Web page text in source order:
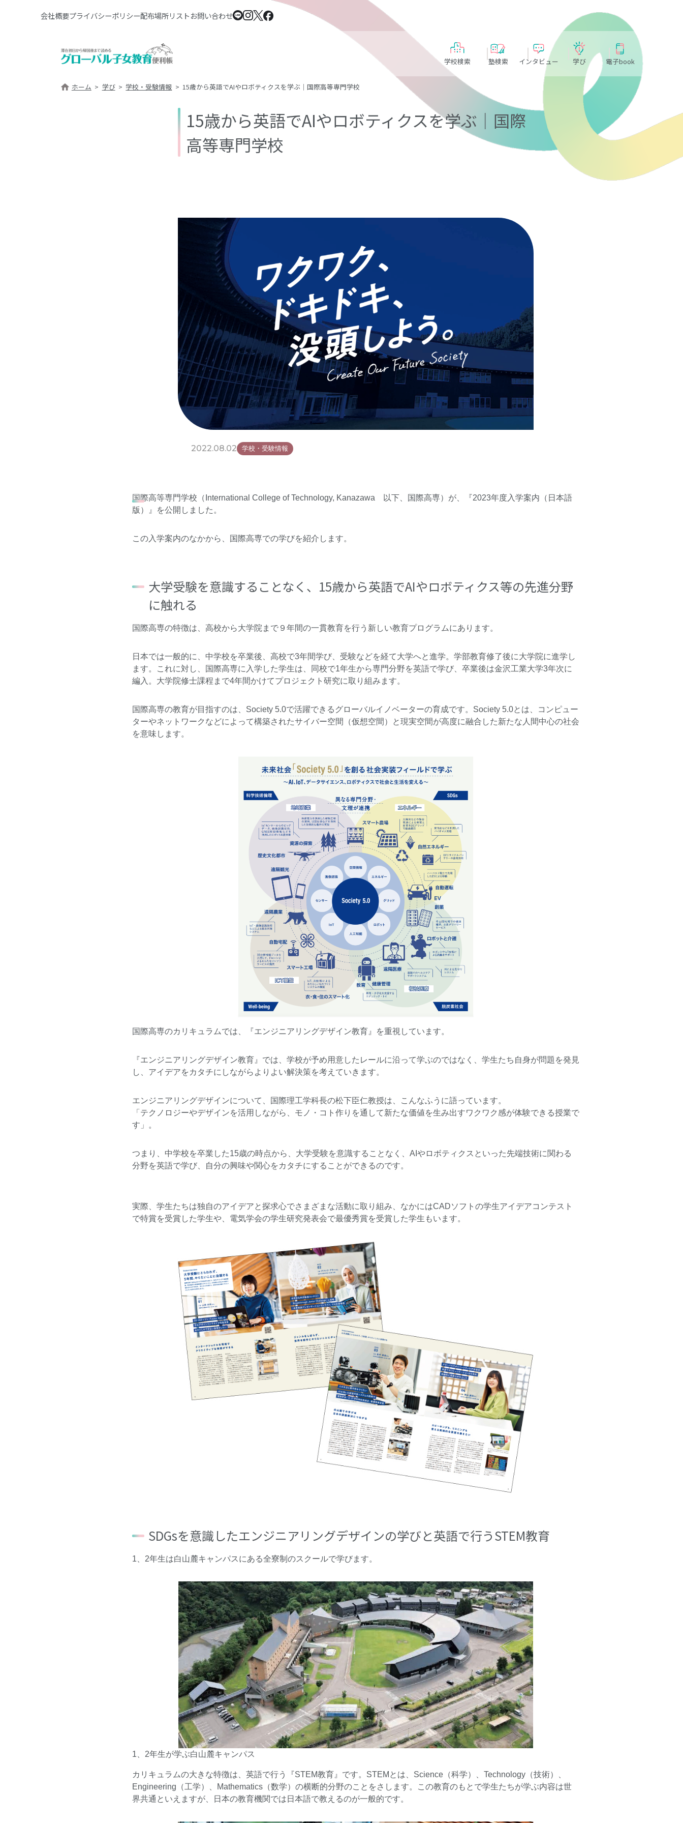
会社概要プライバシーポリシー配布場所リストお問い合わせ
学校検索 塾検索 インタビュー 学び 電子book
ホーム 学び 学校・受験情報 15歳から英語でAIやロボティクスを学ぶ｜国際高等専門学校
15歳から英語でAIやロボティクスを学ぶ｜国際
高等専門学校
2022.08.02 学校・受験情報
国際高等専門学校 （International College of Technology, Kanazawa 以下、国際高専）が、
『2023年度入学案内（日本語
版）』
を公開しました。
この入学案内のなかから、国際高専での学びを紹介します。
大学受験を意識することなく、15歳から英語でAIやロボティクス等の先進分野
に触れる
国際高専の特徴は、高校から大学院まで９年間の一貫教育を行う新しい教育プログラムにあります。
日本では一般的に、中学校を卒業後、高校で3年間学び、受験などを経て大学へと進学。学部教育修了後に大学院に進学し
ます。これに対し、国際高専に入学した学生は、同校で1年生から専門分野を英語で学び、卒業後は金沢工業大学3年次に
編入。大学院修士課程まで4年間かけてプロジェクト研究に取り組みます。
国際高専の教育が目指すのは、Society 5.0で活躍できるグローバルイノベーターの育成です。Society 5.0とは、コンピュー
ターやネットワークなどによって構築されたサイバー空間（仮想空間）と現実空間が高度に融合した新たな人間中心の社会
を意味します。
国際高専のカリキュラムでは、『エンジニアリングデザイン教育』を重視しています。
『エンジニアリングデザイン教育』では、学校が予め用意したレールに沿って学ぶのではなく、学生たち自身が問題を発見
し、アイデアをカタチにしながらよりよい解決策を考えていきます。
エンジニアリングデザインについて、国際理工学科長の松下臣仁教授は、こんなふうに語っています。
「テクノロジーやデザインを活用しながら、モノ・コト作りを通して新たな価値を生み出すワクワク感が体験できる授業で
す」。
つまり、中学校を卒業した15歳の時点から、大学受験を意識することなく、AIやロボティクスといった先端技術に関わる
分野を英語で学び、自分の興味や関心をカタチにすることができるのです。
実際、学生たちは独自のアイデアと探求心でさまざまな活動に取り組み、なかにはCADソフトの学生アイデアコンテスト
で特賞を受賞した学生や、電気学会の学生研究発表会で最優秀賞を受賞した学生もいます。
SDGsを意識したエンジニアリングデザインの学びと英語で行うSTEM教育
1、2年生は白山麓キャンパスにある全寮制のスクールで学びます。
1、2年生が学ぶ白山麓キャンパス
カリキュラムの大きな特徴は、英語で行う『STEM教育』です。STEMとは、Science（科学）、Technology（技術）、
Engineering（工学）、Mathematics（数学）の横断的分野のことをさします。この教育のもとで学生たちが学ぶ内容は世
界共通といえますが、日本の教育機関では日本語で教えるのが一般的です。